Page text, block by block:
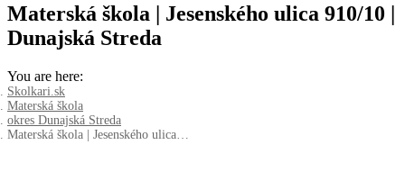
Materská škola | Jesenského ulica 910/10 |
Dunajská Streda
You are here:
Skolkari.sk
Materská škola
okres Dunajská Streda
Materská škola | Jesenského ulica…